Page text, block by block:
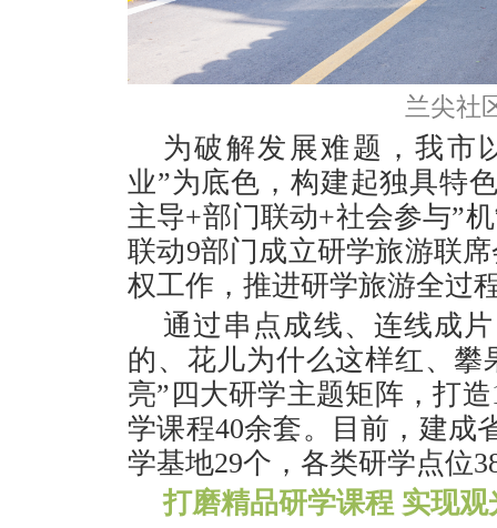
兰尖社
为破解发展难题，我市
业”为底色，构建起独具特
主导+部门联动+社会参与”
联动9部门成立研学旅游联
权工作，推进研学旅游全过
通过串点成线、连线成
的、花儿为什么这样红、
亮”四大研学主题矩阵，打
学课程40余套。目前，建成
学基地29个，各类研学点位
打磨精品研学课程 实现